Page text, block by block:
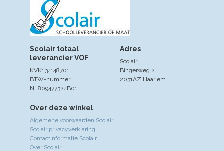
Over deze winkel
Algemene voorwaarden Scolair
Scolair privacyverklaring
Contactinformatie Scolair
Over Scolair
Adres
Scolair
Bingerweg 2
2031AZ Haarlem
Scolair totaal
leverancier VOF
KVK: 34148701
BTW-nummer:
NL809477324B01